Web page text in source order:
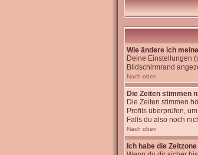
Wie ändere ich
Deine Einstellungen
Bildschirmrand
Nach oben
Die Zeiten stimmen
Die Zeiten stimmen
Profils überprüfen,
Falls du also noch
Nach oben
Ich habe die